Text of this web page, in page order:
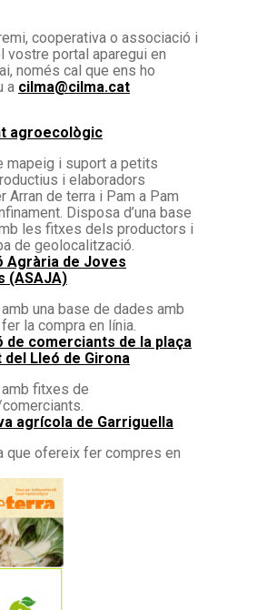
cooperativa o associació i
vostre portal aparegui en
només cal que ens ho
a cilma@cilma.cat
agroecològic
mapeig i suport a petits
i elaboradors
Arran de terra i Pam a Pam
Disposa d’una base
les fitxes dels productors i
de geolocalització.
Agrària de Joves
(ASAJA)
una base de dades amb
la compra en línia.
de comerciants de la plaça
Lleó de Girona
fitxes de
agrícola de Garriguella
que ofereix fer compres en